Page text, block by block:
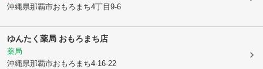
沖縄県那覇市おもろまち4丁目9-6
ゆんたく薬局 おもろまち店
薬局
沖縄県那覇市おもろまち4-16-22